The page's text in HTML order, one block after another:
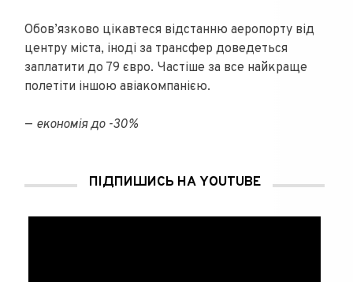
Обов’язково цікавтеся відстанню аеропорту від
центру міста, іноді за трансфер доведеться
заплатити до 79 євро. Частіше за все найкраще
полетіти іншою авіакомпанією.
— економія до -30%
ПІДПИШИСЬ НА YOUTUBE